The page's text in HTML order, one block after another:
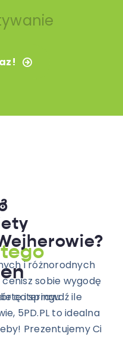
i sprawdź ile
i różnorodnych
cenisz sobie wygodę
cateringu
5PD.PL to idealna
Prezentujemy Ci